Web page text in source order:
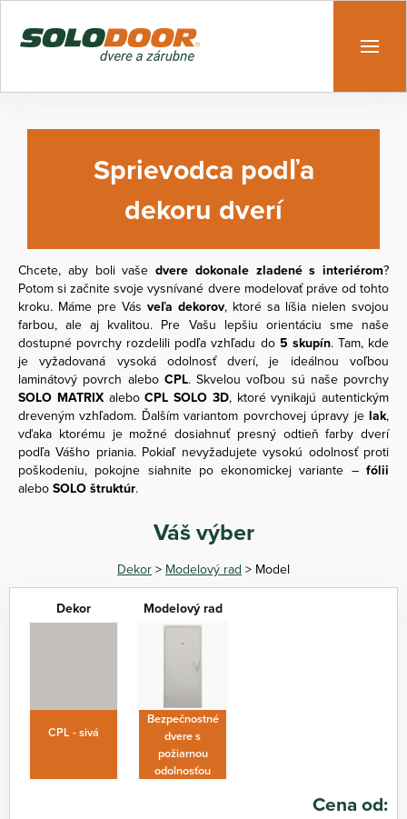
Sprievodca podľa
dekoru dverí
Chcete, aby boli vaše dvere dokonale zladené s interiérom?
Potom si začnite svoje vysnívané dvere modelovať práve od tohto
kroku. Máme pre Vás veľa dekorov, ktoré sa líšia nielen svojou
farbou, ale aj kvalitou. Pre Vašu lepšiu orientáciu sme naše
dostupné povrchy rozdelili podľa vzhľadu do 5 skupín. Tam, kde
je vyžadovaná vysoká odolnosť dverí, je ideálnou voľbou
laminátový povrch alebo CPL. Skvelou voľbou sú naše povrchy
SOLO MATRIXaleboCPL SOLO 3D, ktoré vynikajú autentickým
dreveným vzhľadom. Ďalším variantom povrchovej úpravy je lak,
vďaka ktorému je možné dosiahnuť presný odtieň farby dverí
podľa Vášho priania. Pokiaľ nevyžadujete vysokú odolnosť proti
poškodeniu, pokojne siahnite po ekonomickej variante – fólii
alebo SOLO štruktúr.
Váš výber
Dekor > Modelový rad > Model
Dekor
CPL - sivá
Modelový rad
Bezpečnostné
dvere s
požiarnou
odolnosťou
Cena od: